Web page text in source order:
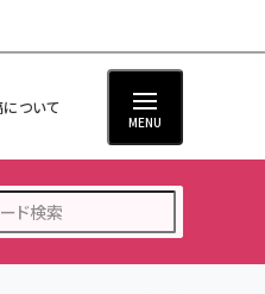
ついて
MENU